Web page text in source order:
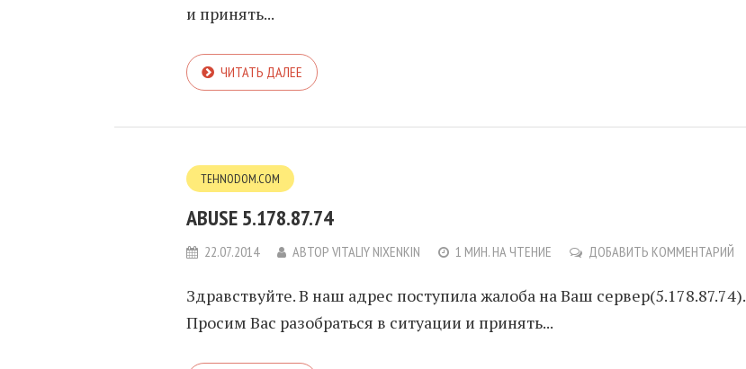
и принять...
ЧИТАТЬ ДАЛЕЕ
TEHNODOM.COM
ABUSE 5.178.87.74
22.07.2014 АВТОР VITALIY NIXENKIN 1 МИН. НА ЧТЕНИЕ ДОБАВИТЬ КОММЕНТАРИЙ
Здравствуйте. В наш адрес поступила жалоба на Ваш сервер(5.178.87.74).
Просим Вас разобраться в ситуации и принять...